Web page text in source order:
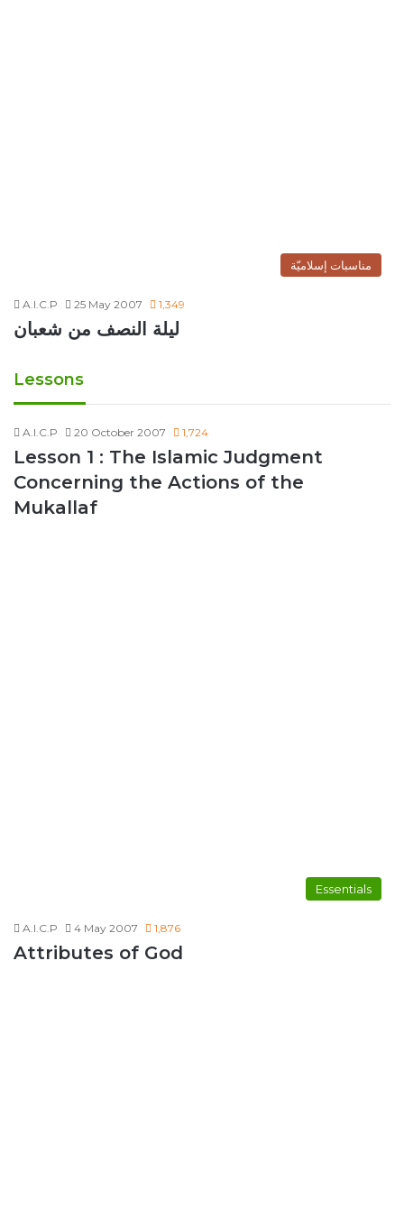
مناسبات إسلاميّة
A.I.C.P 25 May 2007 1,349
ليلة النصف من شعبان
Lessons
A.I.C.P 20 October 2007 1,724
Lesson 1 : The Islamic Judgment
Concerning the Actions of the
Mukallaf
Essentials
A.I.C.P 4 May 2007 1,876
Attributes of God